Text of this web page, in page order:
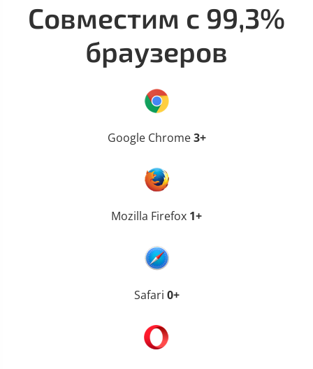
Совместим с 99,3%
браузеров
Google Chrome3+
Mozilla Firefox 1+
Safari 0+